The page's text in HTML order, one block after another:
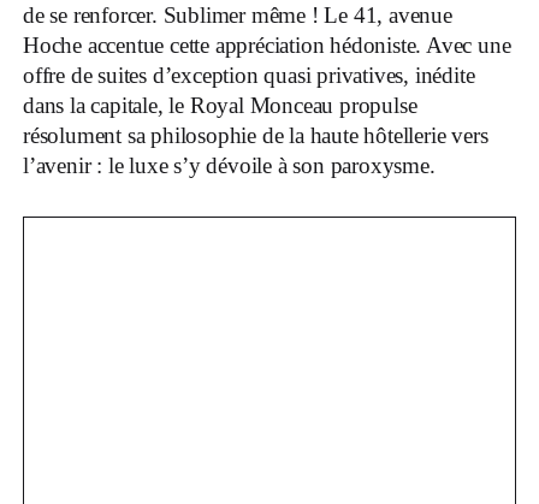
de se renforcer. Sublimer même ! Le 41, avenue
Hoche accentue cette appréciation hédoniste. Avec une
offre de suites d’exception quasi privatives, inédite
dans la capitale, le Royal Monceau propulse
résolument sa philosophie de la haute hôtellerie vers
l’avenir : le luxe s’y dévoile à son paroxysme.